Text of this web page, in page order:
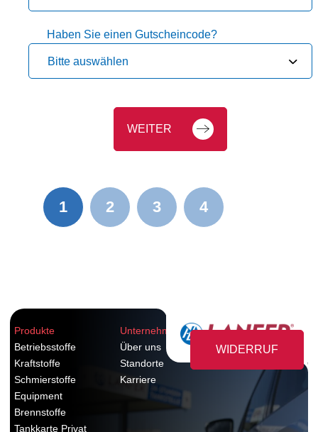
Haben Sie einen Gutscheincode?
Bitte auswählen
WEITER
1 2 3 4
Produkte
Betriebsstoffe
Kraftstoffe
Schmierstoffe
Equipment
Brennstoffe
Tankkarte Privat
Unternehmen
Über uns
Standorte
Karriere
WIDERRUF